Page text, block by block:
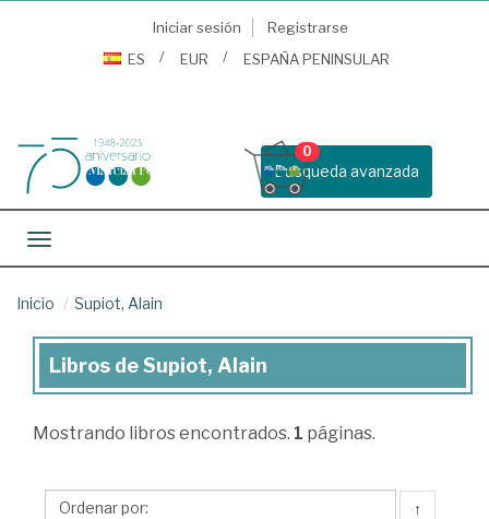
Iniciar sesión
Registrarse
ES
EUR ESPAÑA PENINSULAR
Busqueda avanzada
0
Toggle navigation
Inicio Supiot, Alain
Libros
Supiot,
Libros de Supiot, Alain
Mostrando libros encontrados. 1 páginas.
↑